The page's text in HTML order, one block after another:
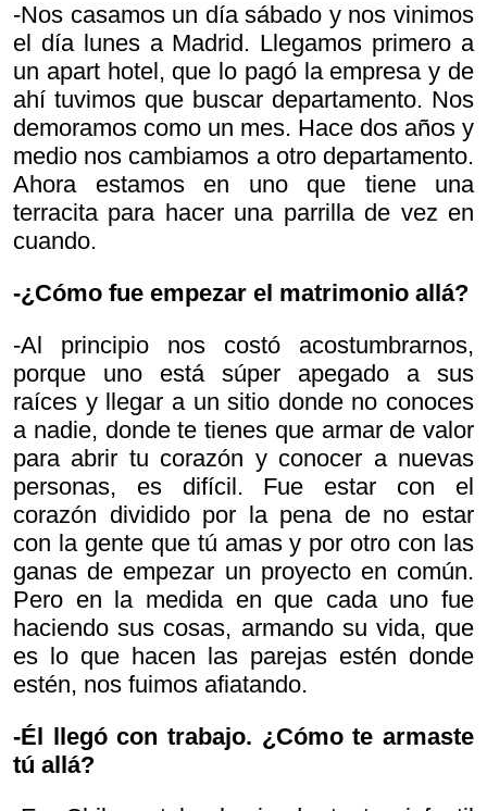
-Nos casamos un día sábado y nos vinimos
el día lunes a Madrid. Llegamos primero a
un apart hotel, que lo pagó la empresa y de
ahí tuvimos que buscar departamento. Nos
demoramos como un mes. Hace dos años y
medio nos cambiamos a otro departamento.
Ahora estamos en uno que tiene una
terracita para hacer una parrilla de vez en
cuando.
-¿Cómo fue empezar el matrimonio allá?
-Al principio nos costó acostumbrarnos,
porque uno está súper apegado a sus
raíces y llegar a un sitio donde no conoces
a nadie, donde te tienes que armar de valor
para abrir tu corazón y conocer a nuevas
personas, es difícil. Fue estar con el
corazón dividido por la pena de no estar
con la gente que tú amas y por otro con las
ganas de empezar un proyecto en común.
Pero en la medida en que cada uno fue
haciendo sus cosas, armando su vida, que
es lo que hacen las parejas estén donde
estén, nos fuimos afiatando.
-Él llegó con trabajo. ¿Cómo te armaste
tú allá?